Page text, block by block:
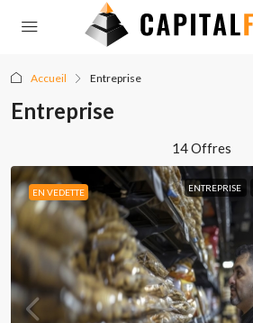
Accueil Entreprise
Entreprise
14 Offres
EN VEDETTE ENTREPRISE